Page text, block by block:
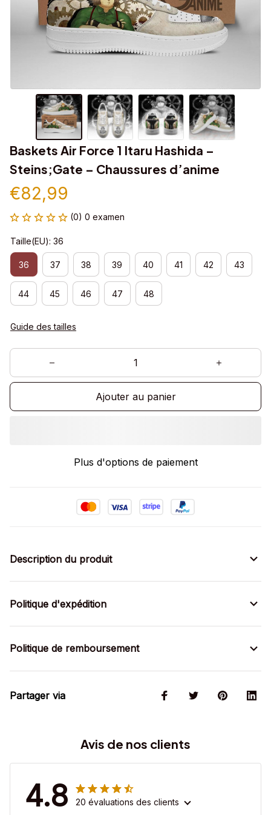
Baskets Air Force 1 Itaru Hashida –
Steins;Gate – Chaussures d’anime
€82,99
(0) 0 examen
Taille(EU): 36
36 37 38 39 40 41 42 43
44 45 46 47 48
Guide des tailles
Ajouter au panier
Plus d'options de paiement
Description du produit
Politique d'expédition
Politique de remboursement
Partager via
Avis de nos clients
4.8 20 évaluations des clients